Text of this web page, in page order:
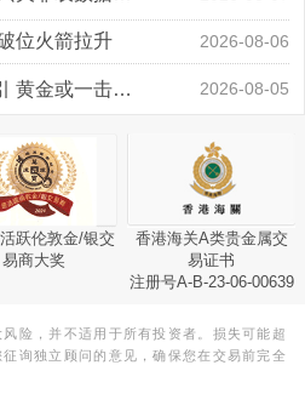
位火箭拉升 2026-08-06
领峰金评：静待小非农指引 黄金或一击破局 2026-08-05
跃伦敦金/银交
易商大奖
香港海关A类贵金属交
易证书
注册号A-B-23-06-00639
险，并不适用于所有投资者。损失可能超
询独立顾问的意见，确保您在交易前完全